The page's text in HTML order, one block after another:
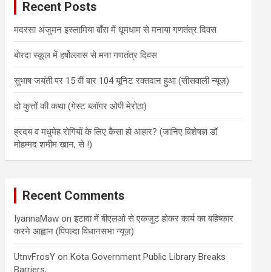
Recent Posts
मदरसा अंजुमन इस्लामिया बाँरा में धूमधाम से मनाया गणतंत्र दिवस
बोरदा स्कूल में हर्षोल्लास से मना गणतंत्र दिवस
सुभाष जयंती पर 15 वीं बार 104 यूनिट रक्तदान हुआ (सीसवाली न्यूज़)
दो कुत्तों की कथा (गेस्ट ब्लॉगर ओपी मेरोठा)
ह्रदय व मधुमेह रोगियों के लिए कैसा हो आहार? (जानिए विशेषज्ञ डॉ
मोहम्मद शमीम खान, से !)
Recent Comments
IyannaMaw onइटावा में बीएलओ से एकजुट होकर कार्य का बहिष्कार
करने आह्वान (पिपल्दा विधानसभा न्यूज़)
UtnvFrosY onKota Government Public Library Breaks
Barriers,